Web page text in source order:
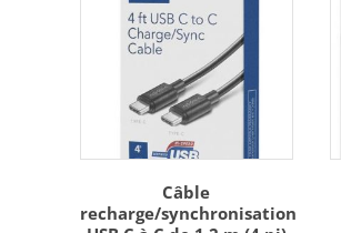
Câble
recharge/synchronisation